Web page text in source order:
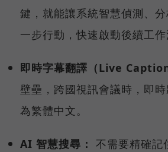
鍵，就能讓系統智慧偵測、
一步行動，快速啟動後續工作
即時字幕翻譯（Live
壁壘，跨國視訊會議時，即
為繁體中文。
AI 智慧搜尋： 不需要精確記